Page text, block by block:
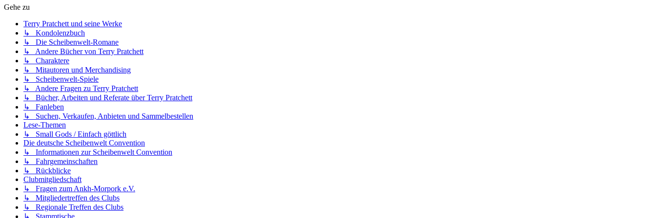
Gehe zu
Terry Pratchett und seine Werke
↳ Kondolenzbuch
↳ Die Scheibenwelt-Romane
↳ Andere Bücher von Terry Pratchett
↳ Charaktere
↳ Mitautoren und Merchandising
↳ Scheibenwelt-Spiele
↳ Andere Fragen zu Terry Pratchett
↳ Bücher, Arbeiten und Referate über Terry Pratchett
↳ Fanleben
↳ Suchen, Verkaufen, Anbieten und Sammelbestellen
Lese-Themen
↳ Small Gods / Einfach göttlich
Die deutsche Scheibenwelt Convention
↳ Informationen zur Scheibenwelt Convention
↳ Fahrgemeinschaften
↳ Rückblicke
Clubmitgliedschaft
↳ Fragen zum Ankh-Morpork e.V.
↳ Mitgliedertreffen des Clubs
↳ Regionale Treffen des Clubs
↳ Stammtische